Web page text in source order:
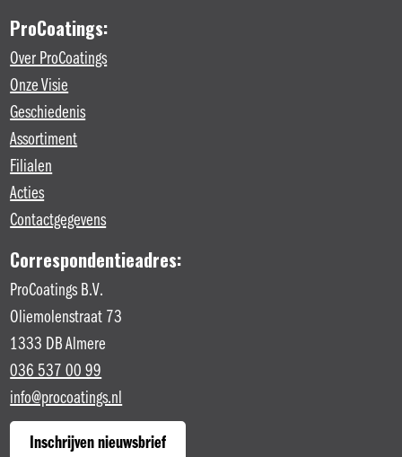
ProCoatings:
Over ProCoatings
Onze Visie
Geschiedenis
Assortiment
Filialen
Acties
Contactgegevens
Correspondentieadres:
ProCoatings B.V.
Oliemolenstraat 73
1333 DB Almere
036 537 00 99
info@procoatings.nl
Inschrijven nieuwsbrief